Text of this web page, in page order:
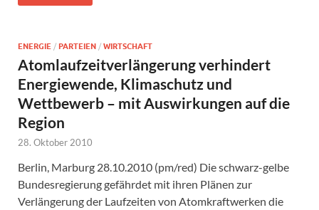
ENERGIE / PARTEIEN / WIRTSCHAFT
Atomlaufzeitverlängerung verhindert
Energiewende, Klimaschutz und
Wettbewerb – mit Auswirkungen auf die
Region
28. Oktober 2010
Berlin, Marburg 28.10.2010 (pm/red) Die schwarz-gelbe
Bundesregierung gefährdet mit ihren Plänen zur
Verlängerung der Laufzeiten von Atomkraftwerken die